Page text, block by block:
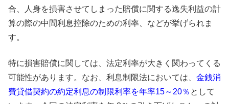
合、人身を損害させてしまった賠償に関する逸失利益の計
算の際の中間利息控除のための利率、などが挙げられま
す。
特に損害賠償に関しては、法定利率が大きく関わってくる
可能性があります。なお、利息制限法においては、 金銭消
費貸借契約の約定利息の制限利率を年率15～20％ として